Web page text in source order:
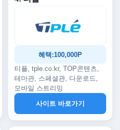
혜택:100,000P
티플, tple.co.kr, TOP콘텐츠,
테마관, 스페셜관, 다운로드,
모바일 스트리밍
사이트 바로가기